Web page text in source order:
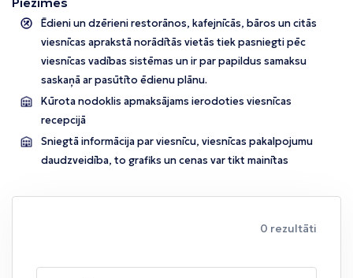
Ēdieni un dzērieni restorānos, kafejnīcās, bāros un citās
viesnīcas aprakstā norādītās vietās tiek pasniegti pēc
viesnīcas vadības sistēmas un ir par papildus samaksu
saskaņā ar pasūtīto ēdienu plānu.
Kūrota nodoklis apmaksājams ierodoties viesnīcas
recepcijā
Sniegtā informācija par viesnīcu, viesnīcas pakalpojumu
daudzveidība, to grafiks un cenas var tikt mainītas
0 rezultāti